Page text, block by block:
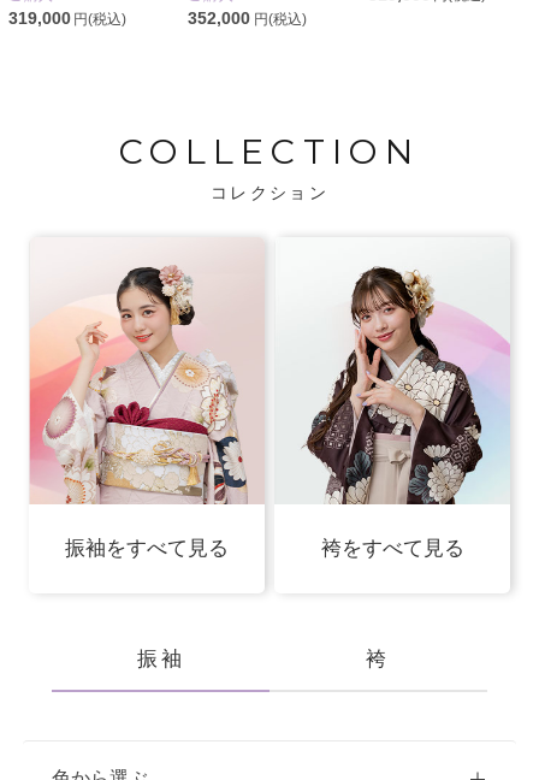
319,000 円(税込) 352,000 円(税込)
COLLECTION
コレクション
振袖をすべて見る 袴をすべて見る
振袖 袴